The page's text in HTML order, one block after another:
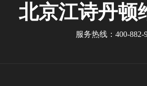
北京江诗丹顿
服务热线： 400-882-